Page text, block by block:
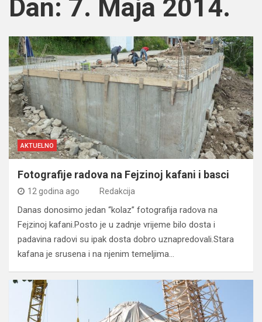
Dan: 7. Maja 2014.
AKTUELNO
Fotografije radova na Fejzinoj kafani i basci
12 godina ago Redakcija
Danas donosimo jedan “kolaz” fotografija radova na
Fejzinoj kafani.Posto je u zadnje vrijeme bilo dosta i
padavina radovi su ipak dosta dobro uznapredovali.Stara
kafana je srusena i na njenim temeljima…